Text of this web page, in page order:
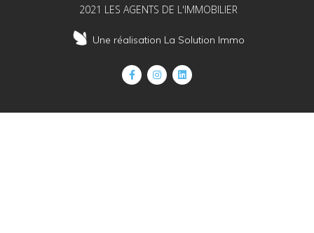
2021 LES AGENTS DE L'IMMOBILIER
Une réalisation La Solution Immo